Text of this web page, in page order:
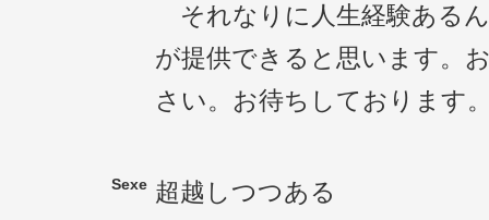
それなりに人生経験ある
が提供できると思います。
さい。お待ちしております
Sexe 超越しつつある